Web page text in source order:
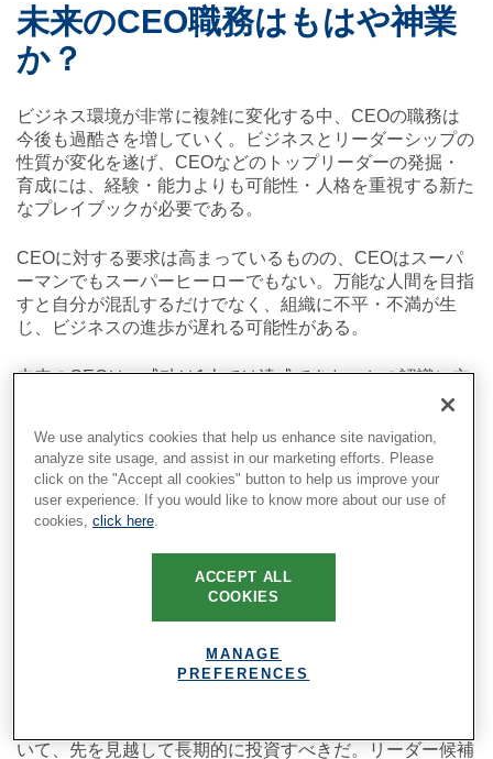
未来のCEO職務はもはや神業
か？
ビジネス環境が非常に複雑に変化する中、CEOの職務は
今後も過酷さを増していく。ビジネスとリーダーシップの
性質が変化を遂げ、CEOなどのトップリーダーの発掘・
育成には、経験・能力よりも可能性・人格を重視する新た
なプレイブックが必要である。
CEOに対する要求は高まっているものの、CEOはスーパ
ーマンでもスーパーヒーローでもない。万能な人間を目指
すと自分が混乱するだけでなく、組織に不平・不満が生
じ、ビジネスの進歩が遅れる可能性がある。
未来のCEOは、成功は1人では達成できないとの認識に立
ち、エコシステム、すなわちチーム・取締役会・社外の専
要がある。また、大量の情報を精査して優れた戦略を立案
（および実行）しながら、継続的に学習・適応していかね
ばならない。CEOは、他者に寄り添いながら謙虚に賢く
組織を牽引し、組織が変化にすばやく対応し継続的に成果
ーを巻き込むだけでなく、そのライフサイクルの中で起こ
る浮き沈みを乗り越えるレジリエンスをも備えている。
取締役会・CHRO、そして今日のCEOは、このような資
質を念頭に未来のCEOを育成しながら、優秀なトップ人
いて、先を見越して長期的に投資すべきだ。リーダー候補
We use analytics cookies that help us enhance site navigation,
analyze site usage, and assist in our marketing efforts. Please
click on the "Accept all cookies" button to help us improve your
user experience. If you would like to know more about our use of
cookies, click here.
ACCEPT ALL
COOKIES
MANAGE
PREFERENCES